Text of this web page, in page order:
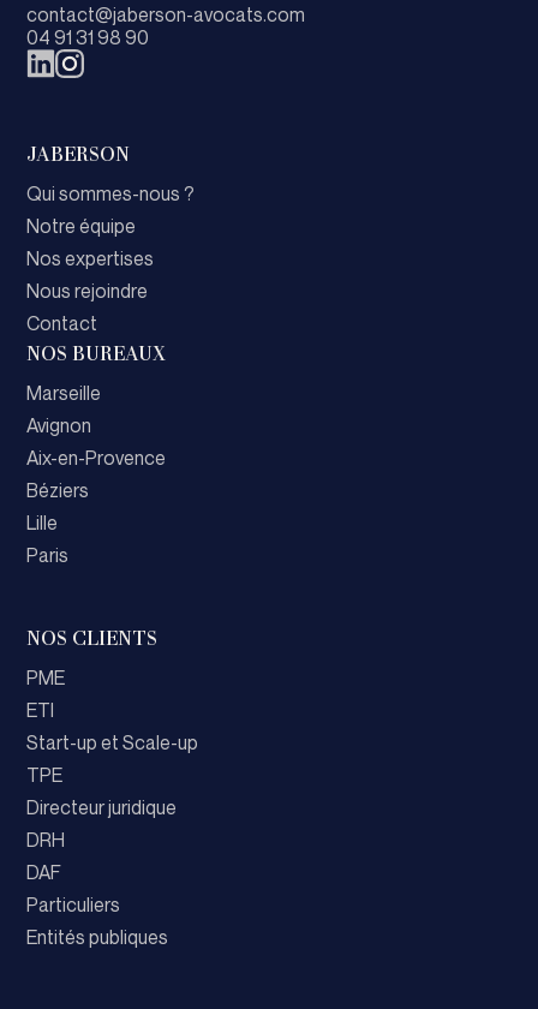
contact@jaberson-avocats.com
04 91 31 98 90
JABERSON
Qui sommes-nous ?
Notre équipe
Nos expertises
Nous rejoindre
Contact
NOS BUREAUX
Marseille
Avignon
Aix-en-Provence
Béziers
Lille
Paris
NOS CLIENTS
PME
ETI
Start-up et Scale-up
TPE
Directeur juridique
DRH
DAF
Particuliers
Entités publiques